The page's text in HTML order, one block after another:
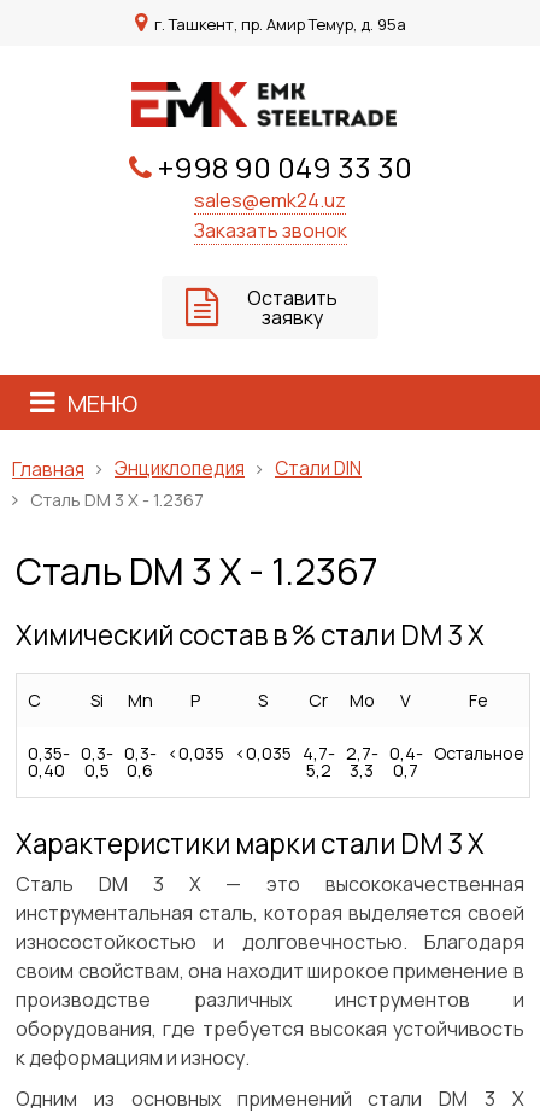
г. Ташкент, пр. Амир Темур, д. 95а
+998 90 049 33 30
sales@emk24.uz
Заказать звонок
Оставить
заявку
МЕНЮ
Главная Энциклопедия Стали DIN
Сталь DM 3 X - 1.2367
Сталь DM 3 X - 1.2367
Химический состав в % стали DM 3 X
C Si Mn P S Cr Mo V Fe
0,35-
0,40
0,3-
0,5
0,3-
0,6
<0,035 <0,035 4,7-
5,2
2,7-
3,3
0,4-
0,7
Остальное
Характеристики марки стали DM 3 X
Сталь DM 3 X — это высококачественная
инструментальная сталь, которая выделяется своей
износостойкостью и долговечностью. Благодаря
своим свойствам, она находит широкое применение в
производстве различных инструментов и
оборудования, где требуется высокая устойчивость
к деформациям и износу.
Одним из основных применений стали DM 3 X